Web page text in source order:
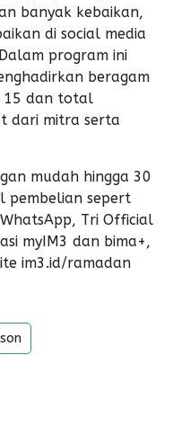
banyak kebaikan,
di social media
program ini
beragam
15 dan total
dari mitra serta
mudah hingga 30
pembelian sepert
Tri Official
myIM3 dan bima+,
im3.id/ramadan